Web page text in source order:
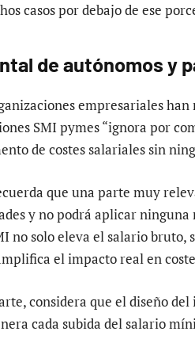
casos por debajo de ese
de autónomos y
empresariales
SMI pymes “ignora por
de costes salariales sin
que una parte muy
y no podrá aplicar ninguna
no solo eleva el salario bruto,
el impacto real en
considera que el diseño
cada subida del salario